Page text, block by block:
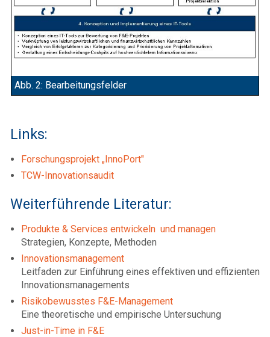
Abb. 2: Bearbeitungsfelder
Links:
Forschungsprojekt „InnoPort"
TCW-Innovationsaudit
Weiterführende Literatur:
Produkte & Services entwickeln und managen
Strategien, Konzepte, Methoden
Innovationsmanagement
Leitfaden zur Einführung eines effektiven und effizienten
Innovationsmanagements
Risikobewusstes F&E-Management
Eine theoretische und empirische Untersuchung
Just-in-Time in F&E